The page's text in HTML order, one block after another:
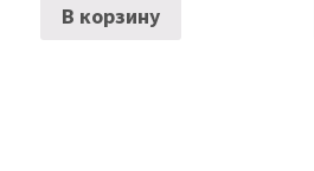
В корзину